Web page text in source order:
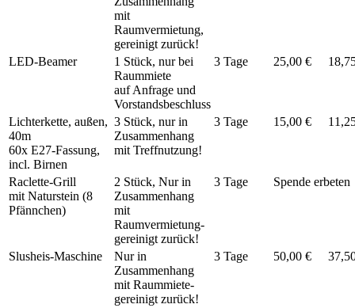
mit
Raumvermietung,
gereinigt zurück!
LED-Beamer
1 Stück, nur bei
Raummiete
auf Anfrage und
Vorstandsbeschluss
3 Tage 25,00 €
Lichterkette, außen,
40m
60x E27-Fassung,
incl. Birnen
3 Stück, nur in
Zusammenhang
mit Treffnutzung!
3 Tage 15,00 €
Raclette-Grill
mit Naturstein (8
Pfännchen)
2 Stück, Nur in
Zusammenhang
mit
Raumvermietung-
gereinigt zurück!
3 Tage Spende erbeten
Slusheis-Maschine
Nur in
Zusammenhang
mit Raummiete-
gereinigt zurück!
3 Tage 50,00 €